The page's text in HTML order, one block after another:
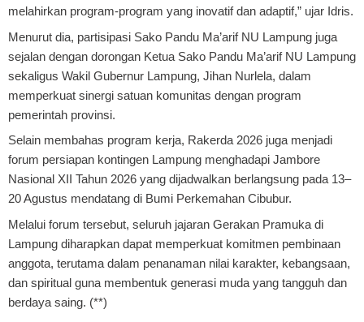
melahirkan program-program yang inovatif dan adaptif,” ujar Idris.
Menurut dia, partisipasi Sako Pandu Ma’arif NU Lampung juga
sejalan dengan dorongan Ketua Sako Pandu Ma’arif NU Lampung
sekaligus Wakil Gubernur Lampung, Jihan Nurlela, dalam
memperkuat sinergi satuan komunitas dengan program
pemerintah provinsi.
Selain membahas program kerja, Rakerda 2026 juga menjadi
forum persiapan kontingen Lampung menghadapi Jambore
Nasional XII Tahun 2026 yang dijadwalkan berlangsung pada 13–
20 Agustus mendatang di Bumi Perkemahan Cibubur.
Melalui forum tersebut, seluruh jajaran Gerakan Pramuka di
Lampung diharapkan dapat memperkuat komitmen pembinaan
anggota, terutama dalam penanaman nilai karakter, kebangsaan,
dan spiritual guna membentuk generasi muda yang tangguh dan
berdaya saing. (**)